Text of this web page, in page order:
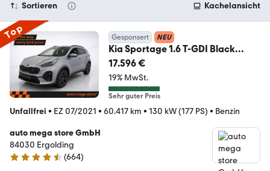
Sortieren Kachelansicht
Top Gesponsert NEU
Kia Sportage 1.6 T-GDI Black
Edition Aut. Kamera/SHZ
17.596 €
19% MwSt.
Sehr guter Preis
Unfallfrei • EZ 07/2021 • 60.417 km • 130 kW (177 PS) • Benzin
auto mega store GmbH
84030 Ergolding
4.4 Sterne
(664)